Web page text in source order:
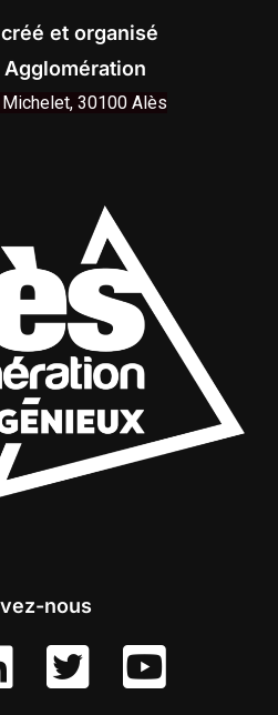
et organisé
Michelet, 30100 Alès
nous